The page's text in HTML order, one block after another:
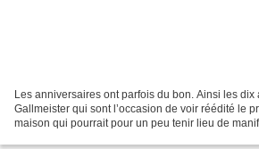
Les anniversaires ont parfois du bon. Ainsi les dix
Gallmeister qui sont l’occasion de voir réédité le
maison qui pourrait pour un peu tenir lieu de